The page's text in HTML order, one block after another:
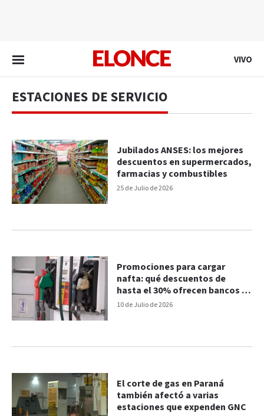
VIVO
ESTACIONES DE SERVICIO
25 de Julio de 2026
Jubilados ANSES: los mejores
descuentos en supermercados,
farmacias y combustibles
10 de Julio de 2026
Promociones para cargar
nafta: qué descuentos de
hasta el 30% ofrecen bancos y
billeteras
El corte de gas en Paraná
también afectó a varias
estaciones que expenden GNC